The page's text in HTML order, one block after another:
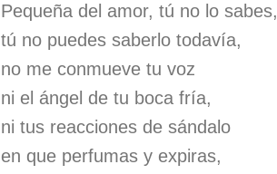
Pequeña del amor, tú no lo sabes,
tú no puedes saberlo todavía,
no me conmueve tu voz
ni el ángel de tu boca fría,
ni tus reacciones de sándalo
en que perfumas y expiras,